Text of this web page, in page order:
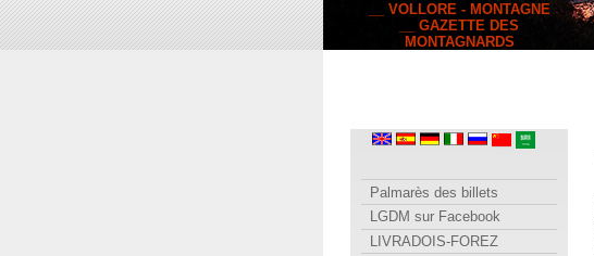
__ VOLLORE - MONTAGNE
__ GAZETTE DES
MONTAGNARDS
Palmarès des billets
LGDM sur Facebook
LIVRADOIS-FOREZ